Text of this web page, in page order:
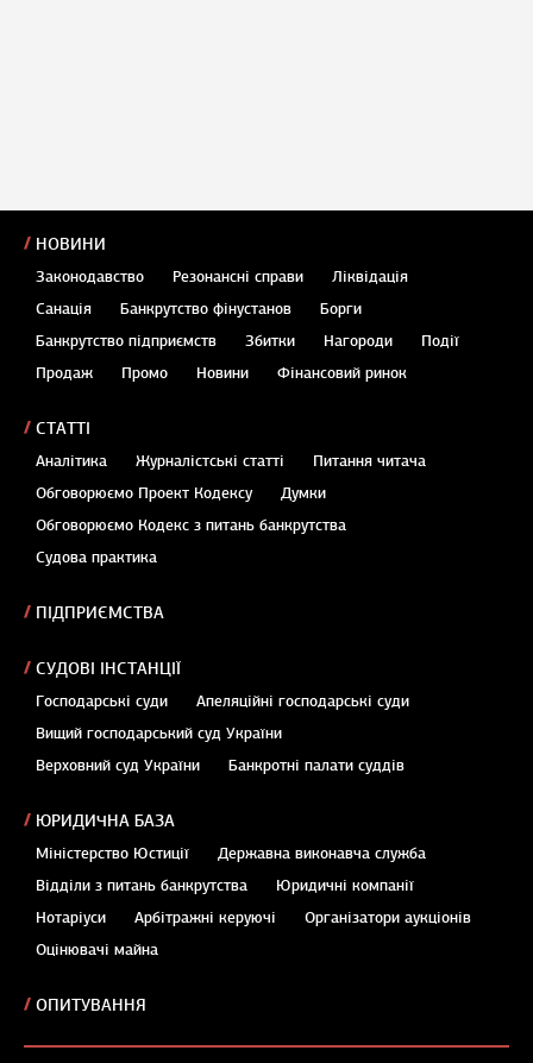
НОВИНИ
Законодавство Резонансні справи
Ліквідація
Санація
Банкрутство фінустанов
Борги
Банкрутство підприємств
Збитки Нагороди
Події
Продаж
Промо Новини Фінансовий ринок
СТАТТІ
Аналітика Журналістські статті
Питання читача
Обговорюємо Проект Кодексу
Думки
Обговорюємо Кодекс з питань банкрутства
Судова практика
ПІДПРИЄМСТВА
СУДОВІ ІНСТАНЦІЇ
Господарські суди
Апеляційні господарські суди
Вищий господарський суд України
Верховний суд України
Банкротні палати суддів
ЮРИДИЧНА БАЗА
Міністерство Юстиції
Державна виконавча служба
Відділи з питань банкрутства
Юридичні компанії
Нотаріуси
Арбітражні керуючі
Організатори аукціонів
Оцінювачі майна
ОПИТУВАННЯ